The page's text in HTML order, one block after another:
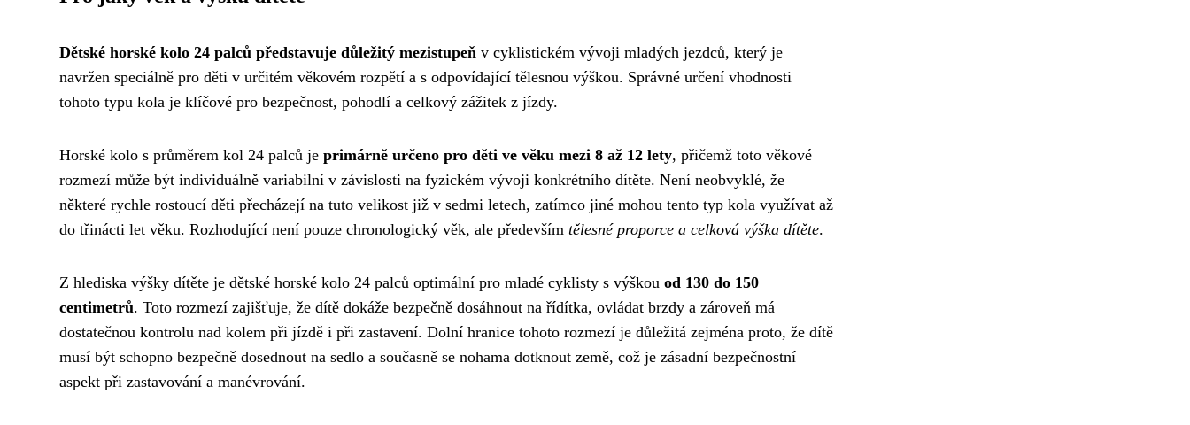
Dětské horské kolo 24 palců představuje důležitý mezistupeň v cyklistickém vývoji mladých jezdců, který je
navržen speciálně pro děti v určitém věkovém rozpětí a s odpovídající tělesnou výškou. Správné určení vhodnosti
tohoto typu kola je klíčové pro bezpečnost, pohodlí a celkový zážitek z jízdy.
Horské kolo s průměrem kol 24 palců je primárně určeno pro děti ve věku mezi 8 až 12 lety, přičemž toto věkové
rozmezí může být individuálně variabilní v závislosti na fyzickém vývoji konkrétního dítěte. Není neobvyklé, že
některé rychle rostoucí děti přecházejí na tuto velikost již v sedmi letech, zatímco jiné mohou tento typ kola využívat až
do třinácti let věku. Rozhodující není pouze chronologický věk, ale především tělesné proporce a celková výška dítěte.
Z hlediska výšky dítěte je dětské horské kolo 24 palců optimální pro mladé cyklisty s výškou od 130 do 150
centimetrů. Toto rozmezí zajišťuje, že dítě dokáže bezpečně dosáhnout na řídítka, ovládat brzdy a zároveň má
dostatečnou kontrolu nad kolem při jízdě i při zastavení. Dolní hranice tohoto rozmezí je důležitá zejména proto, že dítě
musí být schopno bezpečně dosednout na sedlo a současně se nohama dotknout země, což je zásadní bezpečnostní
aspekt při zastavování a manévrování.